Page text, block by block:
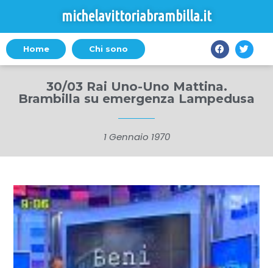
michelavittoriabrambilla.it
Home Chi sono
30/03 Rai Uno-Uno Mattina.
Brambilla su emergenza Lampedusa
1 Gennaio 1970